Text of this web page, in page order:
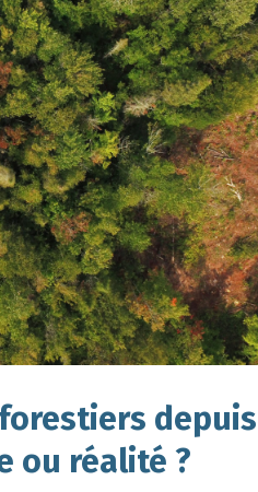
depuis
ou réalité ?